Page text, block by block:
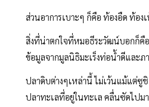
ส่วนอาการเบาะๆ ก็คือ ท้องอืด ท้อ
สิ่งที่น่าตกใจที่หมอธีระวัฒน์บอกก็คื
ข้อมูลจากมูลนิธิมะเร็งท่อน้ำดีและภ
ปลาดิบต่างๆเหล่านี้ ไม่เว้นแม้แต่ซู
ปลาทะเลที่อยู่ในทะเล คลื่นซัดไปม